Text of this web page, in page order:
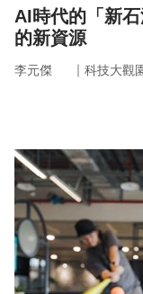
AI時代的「新
的新資源
李元傑 ｜ 科技大觀